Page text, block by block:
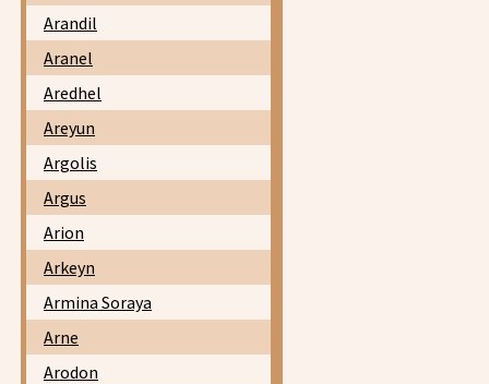
Arandil
Aranel
Aredhel
Areyun
Argolis
Argus
Arion
Arkeyn
Armina Soraya
Arne
Arodon